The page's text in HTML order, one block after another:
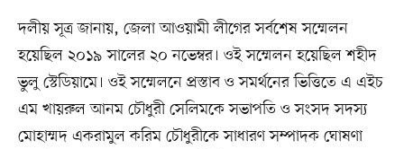
দলীয় সূত্র জানায়, জেলা আওয়ামী লীগের সর্বশেষ সম্মেলন
হয়েছিল ২০১৯ সালের ২০ নভেম্বর। ওই সম্মেলন হয়েছিল শহীদ
ভুলু স্টেডিয়ামে। ওই সম্মেলনে প্রস্তাব ও সমর্থনের ভিত্তিতে এ এইচ
এম খায়রুল আনম চৌধুরী সেলিমকে সভাপতি ও সংসদ সদস্য
মোহাম্মদ একরামুল করিম চৌধুরীকে সাধারণ সম্পাদক ঘোষণা